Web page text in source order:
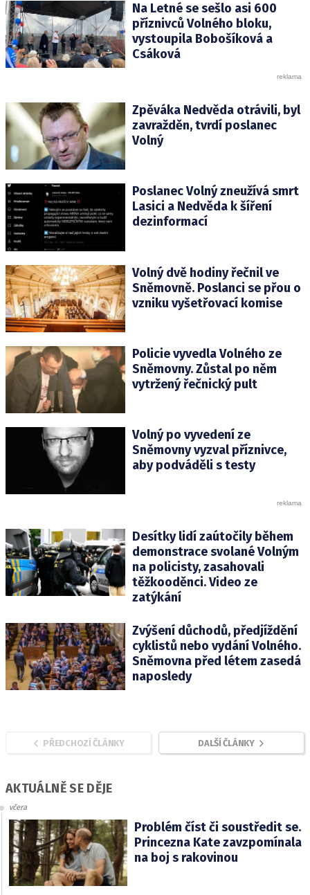
Na Letné se sešlo asi 600
příznivců Volného bloku,
vystoupila Bobošíková a
Csáková
Zpěváka Nedvěda otrávili, byl
zavražděn, tvrdí poslanec
Volný
Poslanec Volný zneužívá smrt
Lasici a Nedvěda k šíření
dezinformací
Volný dvě hodiny řečnil ve
Sněmovně. Poslanci se přou o
vzniku vyšetřovací komise
Policie vyvedla Volného ze
Sněmovny. Zůstal po něm
vytržený řečnický pult
Volný po vyvedení ze
Sněmovny vyzval příznivce,
aby podváděli s testy
Desítky lidí zaútočily během
demonstrace svolané Volným
na policisty, zasahovali
těžkooděnci. Video ze
zatýkání
Zvýšení důchodů, předjíždění
cyklistů nebo vydání Volného.
Sněmovna před létem zasedá
naposledy
PŘEDCHOZÍ ČLÁNKY DALŠÍ ČLÁNKY
AKTUÁLNĚ SE DĚJE
včera
Problém číst či soustředit se.
Princezna Kate zavzpomínala
na boj s rakovinou